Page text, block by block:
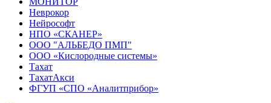
Неврокор
Нейрософт
НПО «СКАНЕР»
ООО "АЛЬБЕДО ПМП"
ООО «Кислородные системы»
Тахат
ТахатАкси
ФГУП «СПО «Аналитприбор»